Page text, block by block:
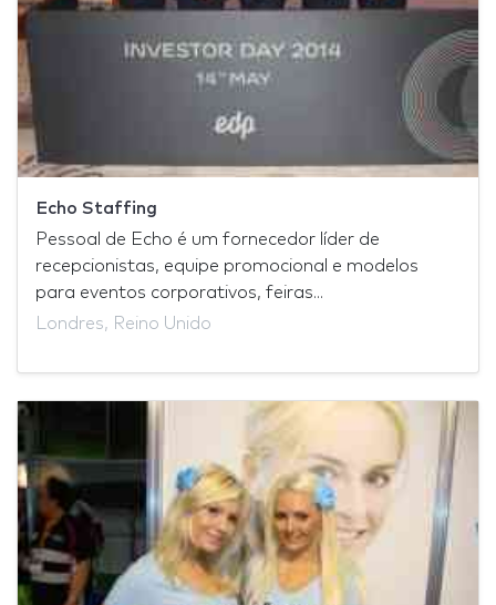
Echo Staffing
Pessoal de Echo é um fornecedor líder de
recepcionistas, equipe promocional e modelos
para eventos corporativos, feiras...
Londres, Reino Unido